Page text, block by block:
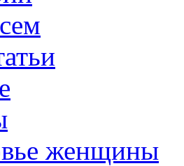
женщины